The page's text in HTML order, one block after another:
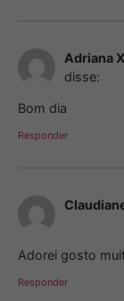
Adriana
disse:
Bom dia
Responder
Adorei gosto
Responder